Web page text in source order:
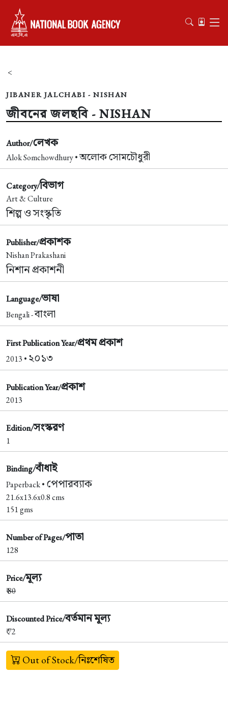
<
JIBANER JALCHABI - NISHAN
জীবনের জলছবি - NISHAN
Author/লেখক
Alok Somchowdhury •অলোক সোমচৌধুরী
Category/বিভাগ
Art & Culture
শিল্প ও সংস্কৃতি
Publisher/প্রকাশক
Nishan Prakashani
নিশান প্রকাশনী
Language/ভাষা
Bengali -বাংলা
First Publication Year/প্রথম প্রকাশ
2013 • ২০১৩
Publication Year/প্রকাশ
2013
Edition/সংস্করণ
1
Binding/বাঁধাই
Paperback • পেপারব্যাক
21.6x13.6x0.8 cms
151 gms
Number of Pages/পাতা
128
Price/মূল্য
₹80
Discounted Price/বর্তমান মূল্য
₹ 72
Out of Stock/নিঃশেষিত